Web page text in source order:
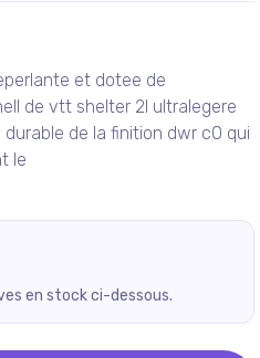
et dotee de
de vtt shelter 2l ultralegere
de la finition dwr c0 qui
le
en stock ci-dessous.